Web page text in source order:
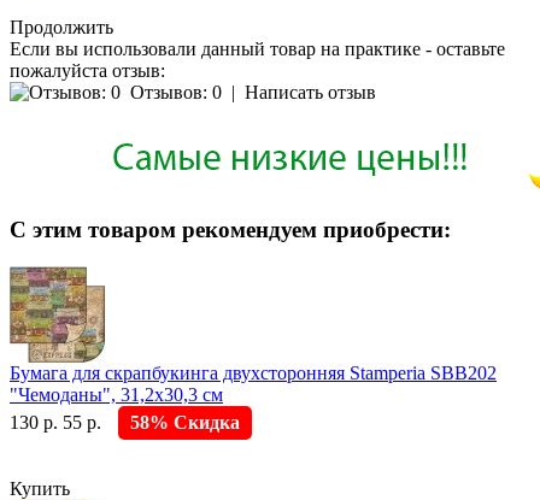
Продолжить
Если вы использовали данный товар на практике - оставьте
пожалуйста отзыв:
Отзывов: 0 | Написать отзыв
С этим товаром рекомендуем приобрести:
Бумага для скрапбукинга двухсторонняя Stamperia SBB202
"Чемоданы", 31,2х30,3 см
130 р. 55 р. 58% Скидка
Купить